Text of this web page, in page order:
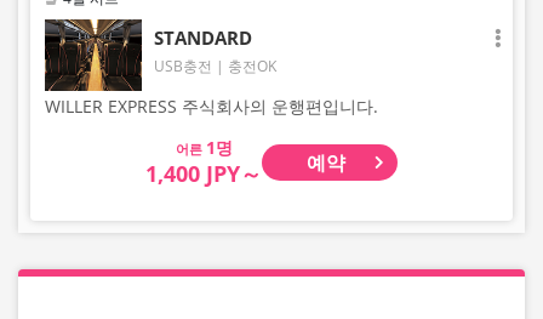
STANDARD
USB충전 충전OK
WILLER EXPRESS 주식회사의 운행편입니다.
어른
1,400 JPY～ 예약